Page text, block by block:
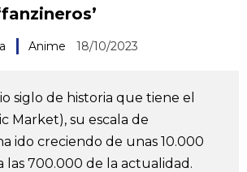
Anime 18/10/2023
siglo de historia que tiene el
Market), su escala de
ido creciendo de unas 10.000
las 700.000 de la actualidad.